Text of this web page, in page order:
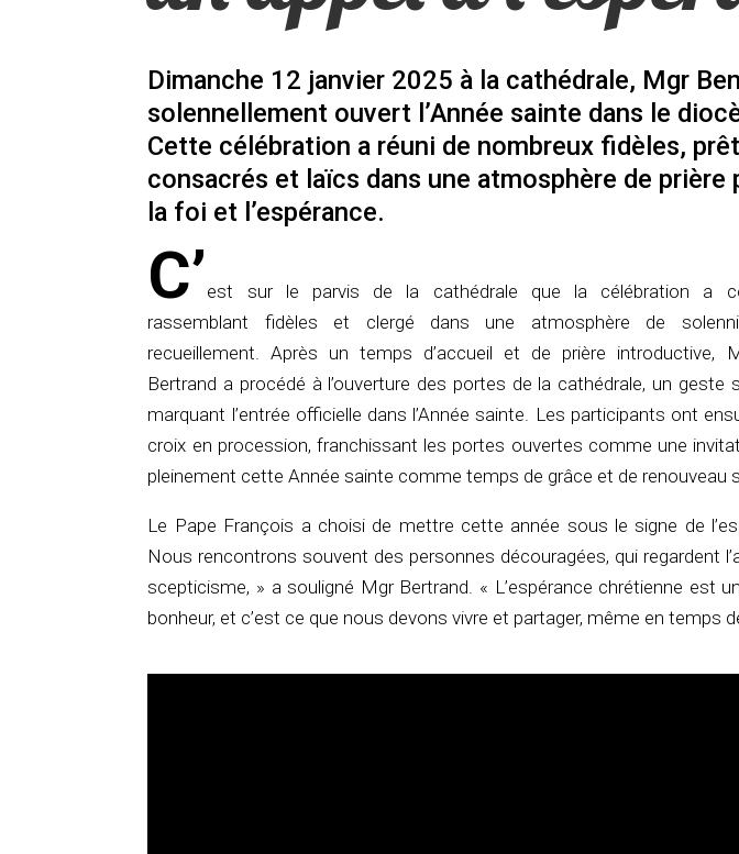
Dimanche 12 janvier 2025 à la cathédrale, Mgr
solennellement ouvert l’Année sainte dans le
Cette célébration a réuni de nombreux fidèles,
consacrés et laïcs dans une atmosphère de prière
la foi et l’espérance.
C’ est sur le parvis de la cathédrale que la célébration a
rassemblant fidèles et clergé dans une atmosphère de
recueillement. Après un temps d’accueil et de prière introductive,
Bertrand a procédé à l’ouverture des portes de la cathédrale, un geste
marquant l’entrée officielle dans l’Année sainte. Les participants ont
croix en procession, franchissant les portes ouvertes comme une
pleinement cette Année sainte comme temps de grâce et de renouveau
Le Pape François a choisi de mettre cette année sous le signe de
Nous rencontrons souvent des personnes découragées, qui regardent
scepticisme, » a souligné Mgr Bertrand. « L’espérance chrétienne est
bonheur, et c’est ce que nous devons vivre et partager, même en temps